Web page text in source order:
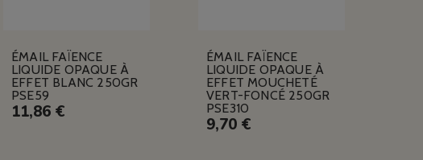
ÉMAIL FAÏENCE
LIQUIDE OPAQUE À
EFFET BLANC 250GR
PSE59
11,86 €
ÉMAIL FAÏENCE
LIQUIDE OPAQUE À
EFFET MOUCHETÉ
VERT-FONCÉ 250GR
PSE310
9,70 €